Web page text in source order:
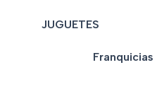
JUGUETES
Franquicias